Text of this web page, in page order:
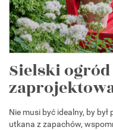
Sielski ogród
Nie musi być idealny, by
utkana z zapachów,